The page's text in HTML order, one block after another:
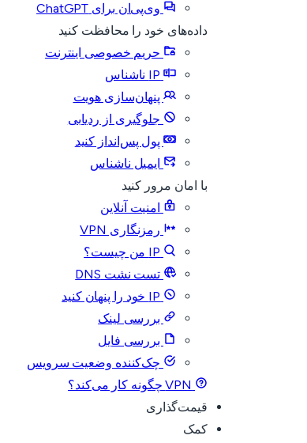
وی‌پی‌ان برای ChatGPT
داده‌های خود را محافظت کنید
حریم خصوصی اینترنت
پنهان‌سازی هویت
جلوگیری از ردیابی
پول پس‌انداز کنید
ایمیل ناشناس
با امان مرور کنید
امنیت آنلاین
رمزنگاری VPN
تست نشت DNS
بررسی لینک
بررسی فایل
چک‌کننده وضعیت سرویس
قیمت‌گذاری
کمک